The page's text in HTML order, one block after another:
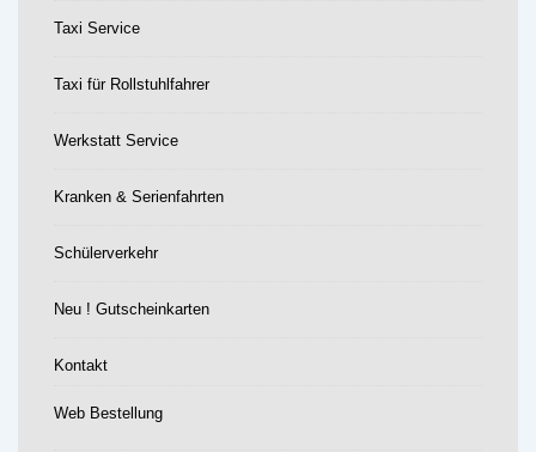
Taxi Service
Taxi für Rollstuhlfahrer
Werkstatt Service
Kranken & Serienfahrten
Schülerverkehr
Neu ! Gutscheinkarten
Kontakt
Web Bestellung